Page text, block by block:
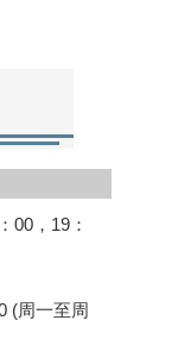
00，19：
(周一至周